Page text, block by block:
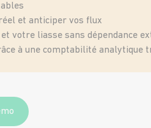
et anticiper vos flux
votre liasse sans dépendance
à une comptabilité analytique